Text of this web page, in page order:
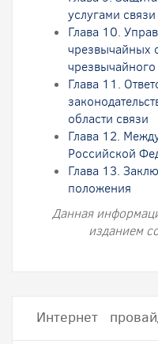
услугами связи
Глава 10.
чрезвычайных
Глава 11.
области связи
Глава 12.
Российской
Глава 13.
положения
Данная
изданием
Интернет